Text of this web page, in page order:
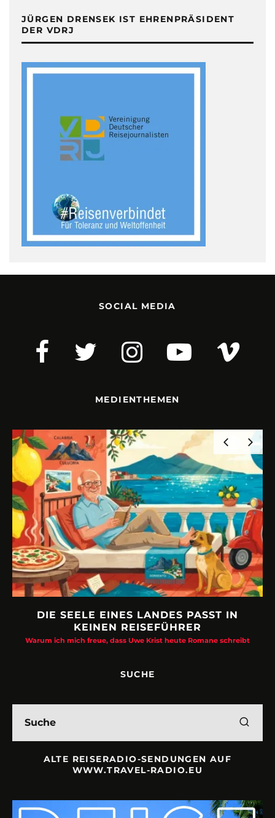
JÜRGEN DRENSEK IST EHRENPRÄSIDENT
DER VDRJ
SOCIAL MEDIA
MEDIENTHEMEN
DIE SEELE EINES LANDES PASST IN
KEINEN REISEFÜHRER
Warum ich mich freue, dass Uwe Krist heute Romane schreibt
SUCHE
ALTE REISERADIO-SENDUNGEN AUF
WWW.TRAVEL-RADIO.EU